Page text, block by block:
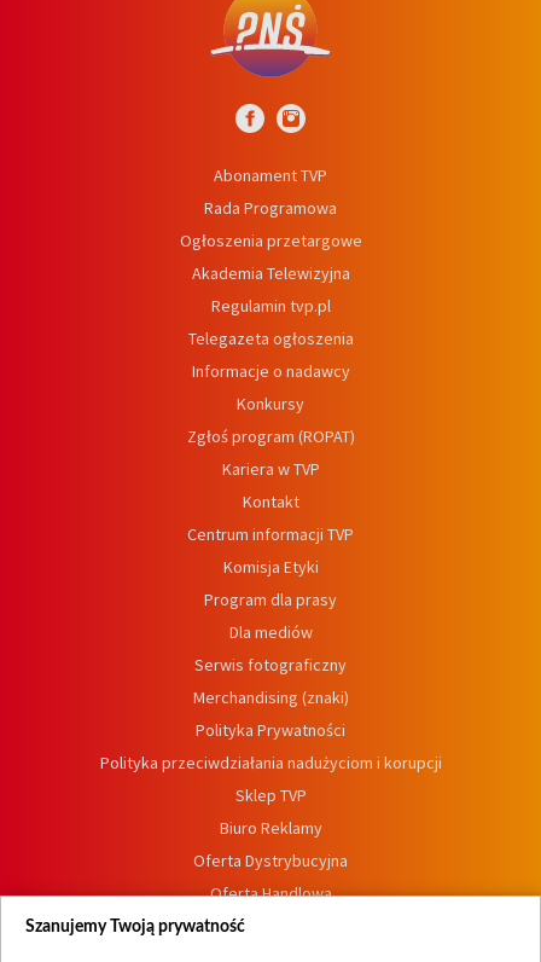
Abonament TVP
Rada Programowa
Ogłoszenia przetargowe
Akademia Telewizyjna
Regulamin tvp.pl
Telegazeta ogłoszenia
Informacje o nadawcy
Konkursy
Zgłoś program (ROPAT)
Kariera w TVP
Kontakt
Centrum informacji TVP
Komisja Etyki
Program dla prasy
Dla mediów
Serwis fotograficzny
Merchandising (znaki)
Polityka Prywatności
Polityka przeciwdziałania nadużyciom i korupcji
Sklep TVP
Biuro Reklamy
Oferta Dystrybucyjna
Oferta Handlowa
Dostępność
Szanujemy Twoją prywatność